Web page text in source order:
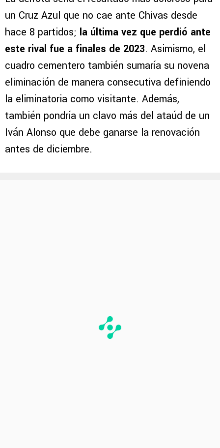
un Cruz Azul que no cae ante Chivas desde
hace 8 partidos; la última vez que perdió ante
este rival fue a finales de 2023. Asimismo, el
cuadro cementero también sumaría su novena
eliminación de manera consecutiva definiendo
la eliminatoria como visitante. Además,
también pondría un clavo más del ataúd de un
Iván Alonso que debe ganarse la renovación
antes de diciembre.